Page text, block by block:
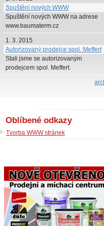
Spuštění nových WWW
Spuštění nových WWW na adrese
www.baumaterm.cz
1. 3. 2015
Autorizovaný prodejce spol. Meffert
Stali jsme se autorizovaným
prodejcem spol. Meffert.
Oblíbené odkazy
Tvorba WWW stránek